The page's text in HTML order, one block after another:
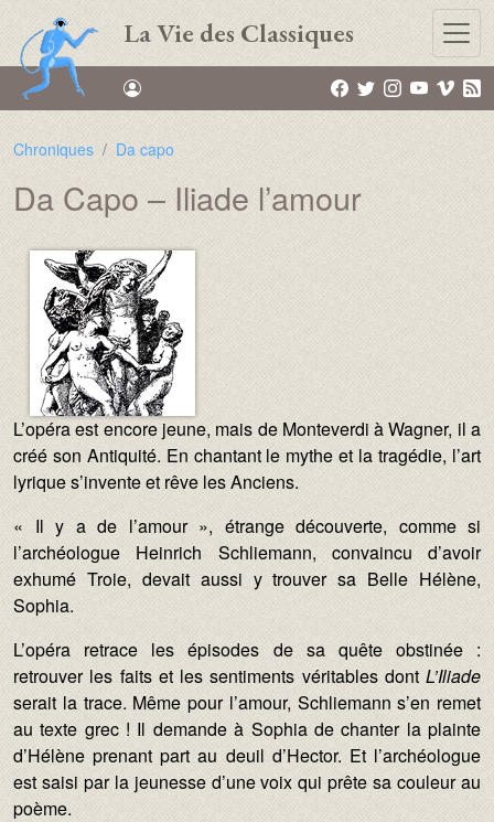
Aller au contenu principal
La Vie des Classiques
Chroniques Da capo
Da Capo – Iliade l’amour
Texte :
Image :
L’opéra est encore jeune, mais de Monteverdi à Wagner, il a
créé son Antiquité. En chantant le mythe et la tragédie, l’art
lyrique s’invente et rêve les Anciens.
« Il y a de l’amour », étrange découverte, comme si
l’archéologue Heinrich Schliemann, convaincu d’avoir
exhumé Troie, devait aussi y trouver sa Belle Hélène,
Sophia.
L’opéra retrace les épisodes de sa quête obstinée :
retrouver les faits et les sentiments véritables dont L’Iliade
serait la trace. Même pour l’amour, Schliemann s’en remet
au texte grec ! Il demande à Sophia de chanter la plainte
d’Hélène prenant part au deuil d’Hector. Et l’archéologue
est saisi par la jeunesse d’une voix qui prête sa couleur au
poème.